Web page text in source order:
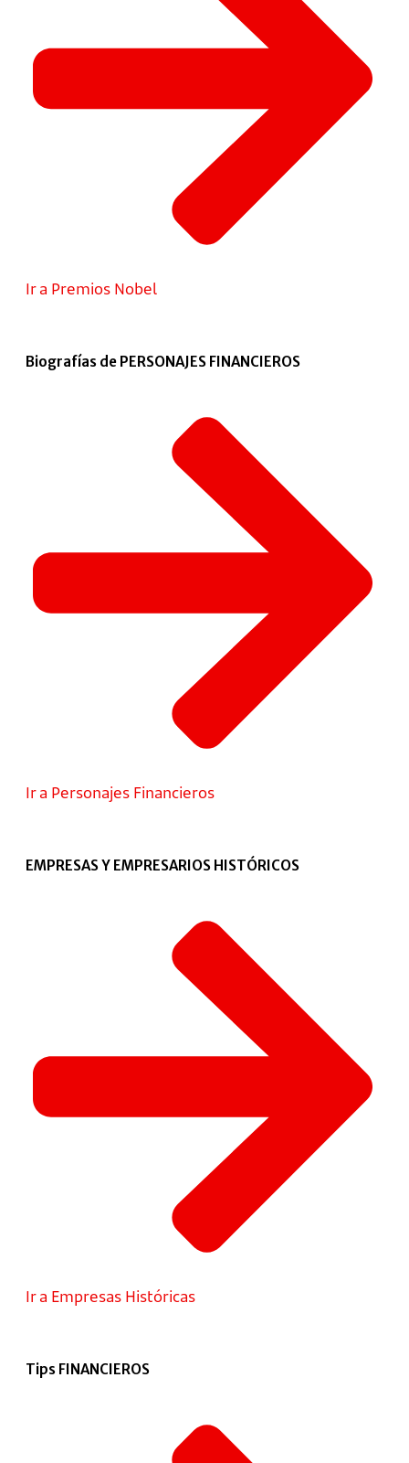
Ir a Premios Nobel
Biografías de PERSONAJES FINANCIEROS
Ir a Personajes Financieros
EMPRESAS Y EMPRESARIOS HISTÓRICOS
Ir a Empresas Históricas
Tips FINANCIEROS